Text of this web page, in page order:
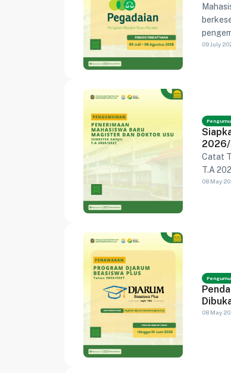
09 July
2026/
Catat
T.A
08 May
08 May